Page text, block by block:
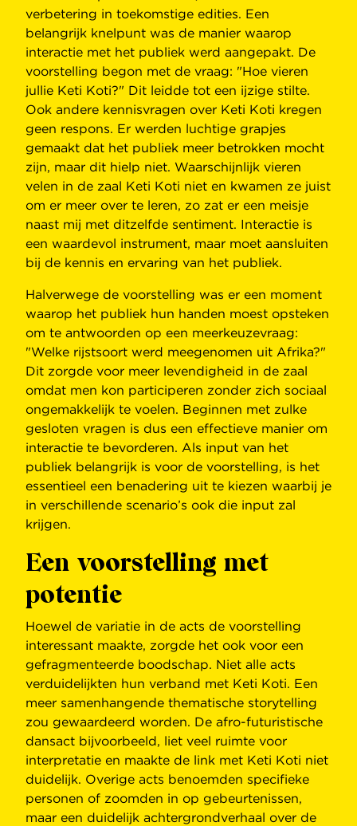
verbetering in toekomstige edities. Een
belangrijk knelpunt was de manier waarop
interactie met het publiek werd aangepakt. De
voorstelling begon met de vraag: "Hoe vieren
jullie Keti Koti?" Dit leidde tot een ijzige stilte.
Ook andere kennisvragen over Keti Koti kregen
geen respons. Er werden luchtige grapjes
gemaakt dat het publiek meer betrokken mocht
zijn, maar dit hielp niet. Waarschijnlijk vieren
velen in de zaal Keti Koti niet en kwamen ze juist
om er meer over te leren, zo zat er een meisje
naast mij met ditzelfde sentiment. Interactie is
een waardevol instrument, maar moet aansluiten
bij de kennis en ervaring van het publiek.
Halverwege de voorstelling was er een moment
waarop het publiek hun handen moest opsteken
om te antwoorden op een meerkeuzevraag:
"Welke rijstsoort werd meegenomen uit Afrika?"
Dit zorgde voor meer levendigheid in de zaal
omdat men kon participeren zonder zich sociaal
ongemakkelijk te voelen. Beginnen met zulke
gesloten vragen is dus een effectieve manier om
interactie te bevorderen. Als input van het
publiek belangrijk is voor de voorstelling, is het
essentieel een benadering uit te kiezen waarbij je
in verschillende scenario’s ook die input zal
krijgen.
Een voorstelling met
potentie
Hoewel de variatie in de acts de voorstelling
interessant maakte, zorgde het ook voor een
gefragmenteerde boodschap. Niet alle acts
verduidelijkten hun verband met Keti Koti. Een
meer samenhangende thematische storytelling
zou gewaardeerd worden. De afro-futuristische
dansact bijvoorbeeld, liet veel ruimte voor
interpretatie en maakte de link met Keti Koti niet
duidelijk. Overige acts benoemden specifieke
personen of zoomden in op gebeurtenissen,
maar een duidelijk achtergrondverhaal over de